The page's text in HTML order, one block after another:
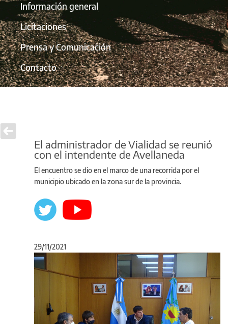
Información general
Licitaciones
Prensa y Comunicación
Contacto
El administrador de Vialidad se reunió
con el intendente de Avellaneda
El encuentro se dio en el marco de una recorrida por el
municipio ubicado en la zona sur de la provincia.
29/11/2021